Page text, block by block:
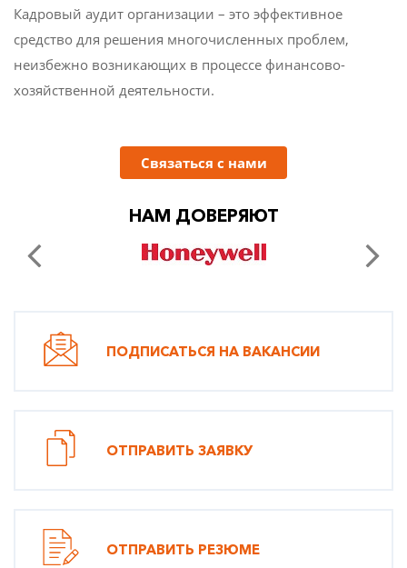
Кадровый аудит организации – это эффективное
средство для решения многочисленных проблем,
неизбежно возникающих в процессе финансово-
хозяйственной деятельности.
Связаться с нами
НАМ ДОВЕРЯЮТ
ПОДПИСАТЬСЯ НА ВАКАНСИИ
ОТПРАВИТЬ ЗАЯВКУ
ОТПРАВИТЬ РЕЗЮМЕ